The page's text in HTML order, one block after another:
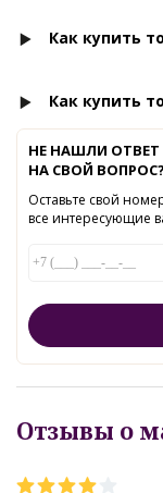
Как купить
Как купить
НЕ НАШЛИ ОТВЕТ
НА СВОЙ ВОПРОС?
Оставьте свой
все интересующие
Отзывы о